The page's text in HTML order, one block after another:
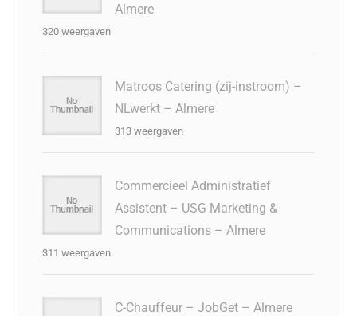
Almere
320 weergaven
Matroos Catering (zij-instroom) –
NLwerkt – Almere
313 weergaven
Commercieel Administratief
Assistent – USG Marketing &
Communications – Almere
311 weergaven
C-Chauffeur – JobGet – Almere